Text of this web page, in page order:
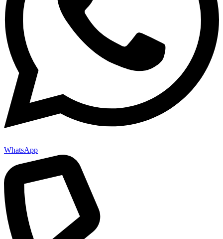
WhatsApp